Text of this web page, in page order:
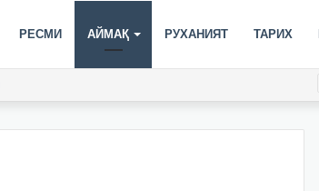
РЕСМИ АЙМАҚ РУХАНИЯТ ТАРИХ